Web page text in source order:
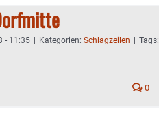
- 11:35 Kategorien: Schlagzeilen
Tags:
0